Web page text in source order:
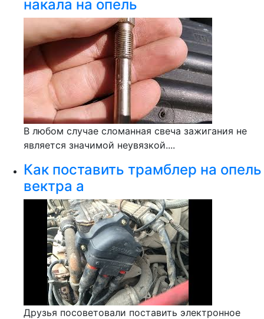
накала на опель
В любом случае сломанная свеча зажигания не
является значимой неувязкой....
Как поставить трамблер на опель
вектра а
Друзья посоветовали поставить электронное